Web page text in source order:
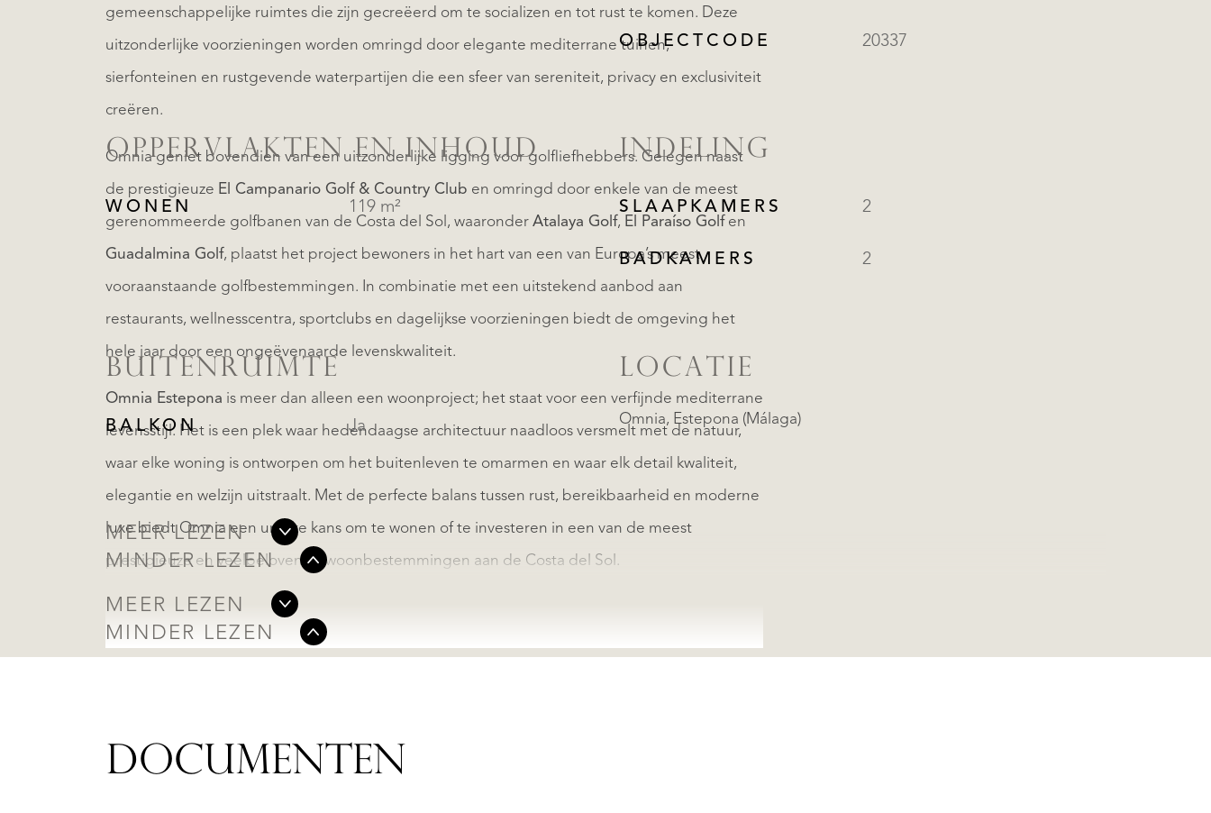
gemeenschappelijke ruimtes die zijn gecreëerd om te socializen en tot rust te komen. Deze
uitzonderlijke voorzieningen worden omringd door elegante mediterrane tuinen,
sierfonteinen en rustgevende waterpartijen die een sfeer van sereniteit, privacy en exclusiviteit
creëren.
Omnia geniet bovendien van een uitzonderlijke ligging voor golfliefhebbers. Gelegen naast
de prestigieuze El Campanario Golf & Country Club en omringd door enkele van de meest
gerenommeerde golfbanen van de Costa del Sol, waaronder Atalaya Golf, El Paraíso Golfen
Guadalmina Golf, plaatst het project bewoners in het hart van een van Europa’s meest
vooraanstaande golfbestemmingen. In combinatie met een uitstekend aanbod aan
restaurants, wellnesscentra, sportclubs en dagelijkse voorzieningen biedt de omgeving het
hele jaar door een ongeëvenaarde levenskwaliteit.
Omnia Estepona is meer dan alleen een woonproject; het staat voor een verfijnde mediterrane
levensstijl. Het is een plek waar hedendaagse architectuur naadloos versmelt met de natuur,
waar elke woning is ontworpen om het buitenleven te omarmen en waar elk detail kwaliteit,
elegantie en welzijn uitstraalt. Met de perfecte balans tussen rust, bereikbaarheid en moderne
luxe biedt Omnia een unieke kans om te wonen of te investeren in een van de meest
prestigieuze en veelbelovende woonbestemmingen aan de Costa del Sol.
MEER LEZEN
MINDER LEZEN
OBJECTCODE 20337
OPPERVLAKTEN EN INHOUD
WONEN 119 m²
INDELING
SLAAPKAMERS 2
BADKAMERS 2
BUITENRUIMTE
BALKON Ja
LOCATIE
Omnia, Estepona (Málaga)
MEER LEZEN
MINDER LEZEN
DOCUMENTEN
REGISTREER